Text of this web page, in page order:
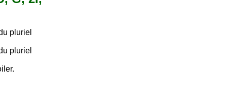
pluriel
pluriel